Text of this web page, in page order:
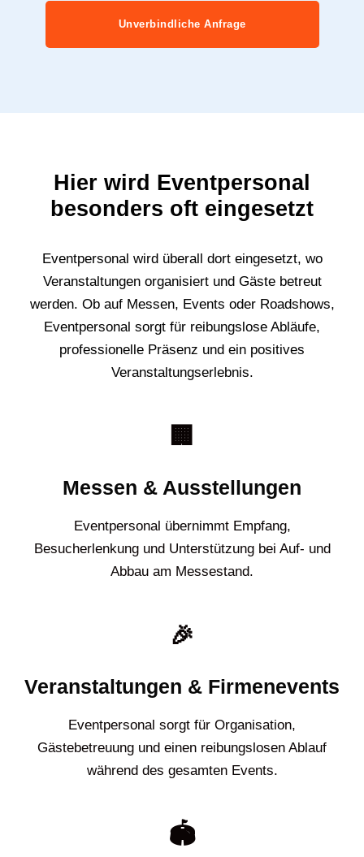
Unverbindliche Anfrage
Hier wird Eventpersonal
besonders oft eingesetzt
Eventpersonal wird überall dort eingesetzt, wo
Veranstaltungen organisiert und Gäste betreut
werden. Ob auf Messen, Events oder Roadshows,
Eventpersonal sorgt für reibungslose Abläufe,
professionelle Präsenz und ein positives
Veranstaltungserlebnis.
🏢
Messen & Ausstellungen
Eventpersonal übernimmt Empfang,
Besucherlenkung und Unterstützung bei Auf- und
Abbau am Messestand.
🎉
Veranstaltungen & Firmenevents
Eventpersonal sorgt für Organisation,
Gästebetreuung und einen reibungslosen Ablauf
während des gesamten Events.
🏟️